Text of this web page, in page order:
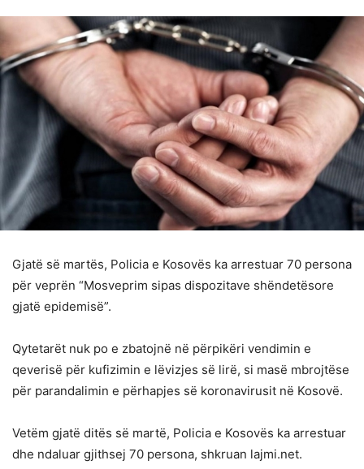
Gjatë së martës, Policia e Kosovës ka arrestuar 70 persona
për veprën “Mosveprim sipas dispozitave shëndetësore
gjatë epidemisë”.
Qytetarët nuk po e zbatojnë në përpikëri vendimin e
qeverisë për kufizimin e lëvizjes së lirë, si masë mbrojtëse
për parandalimin e përhapjes së koronavirusit në Kosovë.
Vetëm gjatë ditës së martë, Policia e Kosovës ka arrestuar
dhe ndaluar gjithsej 70 persona, shkruan lajmi.net.